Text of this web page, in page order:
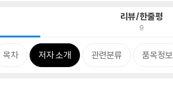
리뷰/한줄평
9
목차 저자 소개 관련분류 품목정보